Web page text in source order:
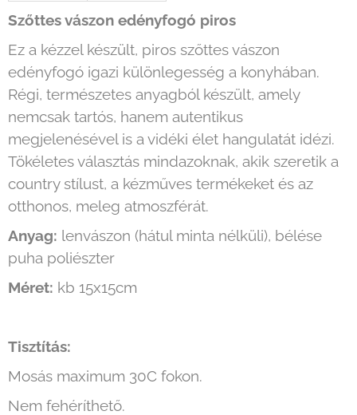
Szőttes vászon edényfogó piros
Ez a kézzel készült, piros szőttes vászon
edényfogó igazi különlegesség a konyhában.
Régi, természetes anyagból készült, amely
nemcsak tartós, hanem autentikus
megjelenésével is a vidéki élet hangulatát idézi.
Tökéletes választás mindazoknak, akik szeretik a
country stílust, a kézműves termékeket és az
otthonos, meleg atmoszférát.
Anyag: lenvászon (hátul minta nélküli), bélése
puha poliészter
Méret: kb 15x15cm
Tisztítás:
Mosás maximum 30C fokon.
Nem fehéríthető.